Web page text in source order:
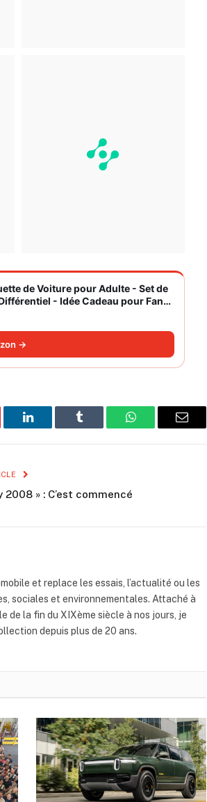
de Voiture pour Adulte - Set de
- Idée Cadeau pour Fans
→
LinkedIn Tumblr WhatsAppEmail
2008 » : C’est commencé
et replace les essais, l’actualité ou les
sociales et environnementales. Attaché à
de la fin du XIXème siècle à nos jours, je
depuis plus de 20 ans.